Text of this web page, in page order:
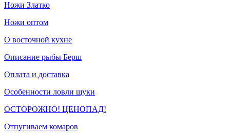
Ножи Златко
Ножи оптом
О восточной кухне
Описание рыбы Берш
Оплата и доставка
Особенности ловли щуки
ОСТОРОЖНО! ЦЕНОПАД!
Отпугиваем комаров